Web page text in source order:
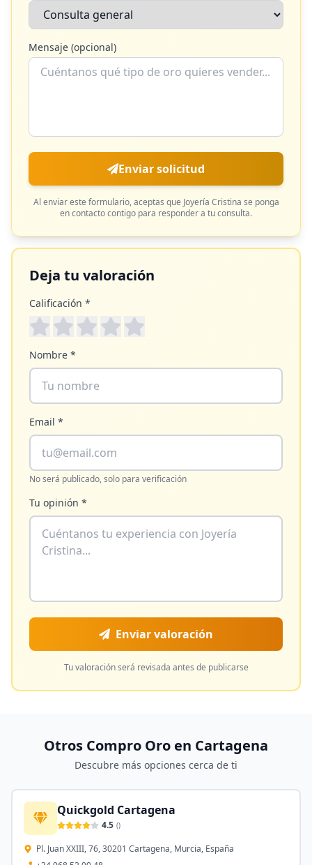
Mensaje (opcional)
Enviar solicitud
Al enviar este formulario, aceptas que Joyería Cristina se ponga
en contacto contigo para responder a tu consulta.
Deja tu valoración
Calificación *
Nombre *
Email *
No será publicado, solo para verificación
Tu opinión *
Enviar valoración
Tu valoración será revisada antes de publicarse
Otros Compro Oro en Cartagena
Descubre más opciones cerca de ti
Quickgold Cartagena
4.5 ()
Pl. Juan XXIII, 76, 30201 Cartagena, Murcia, España